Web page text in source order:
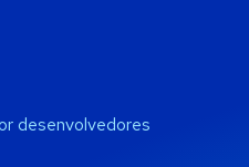
desenvolvedores